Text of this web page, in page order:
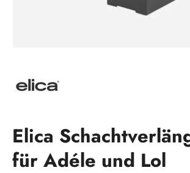
Elica
für Adéle und Lol